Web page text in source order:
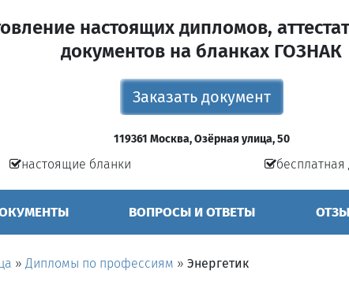
настоящих дипломов,
документов на бланках ГОЗНАК
Заказать документ
119361 Москва, Озёрная улица, 50
настоящие бланки бесплатная
ВОПРОСЫ И ОТВЕТЫ
»Дипломы по профессиям »Энергетик